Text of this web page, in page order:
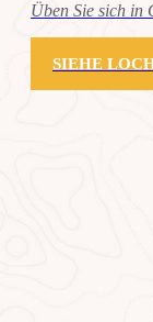
Üben Sie sich in
SIEHE